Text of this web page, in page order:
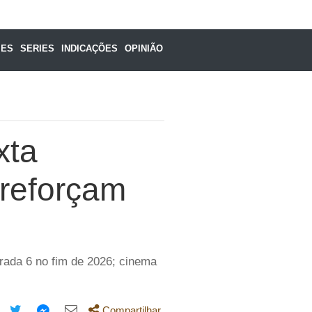
SERIES INDICAÇÕES OPINIÃO
6 no fim de 2026; cinema